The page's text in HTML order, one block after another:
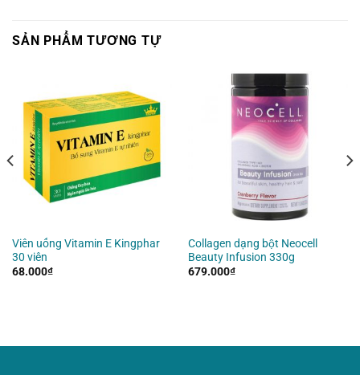
SẢN PHẨM TƯƠNG TỰ
Viên uống Vitamin E Kingphar
30 viên
68.000₫
Collagen dạng bột Neocell
Beauty Infusion 330g
679.000₫